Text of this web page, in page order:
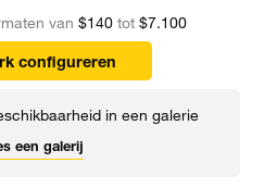
van $140 tot $7.100
configureren
in een galerie
een galerij